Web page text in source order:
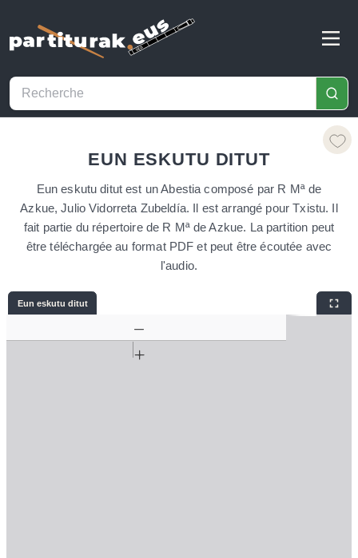
EUN ESKUTU DITUT
Eun eskutu ditut est un Abestia composé par R Mª de
Azkue, Julio Vidorreta Zubeldía. Il est arrangé pour Txistu. Il
fait partie du répertoire de R Mª de Azkue. La partition peut
être téléchargée au format PDF et peut être écoutée avec
l'audio.
Eun eskutu ditut